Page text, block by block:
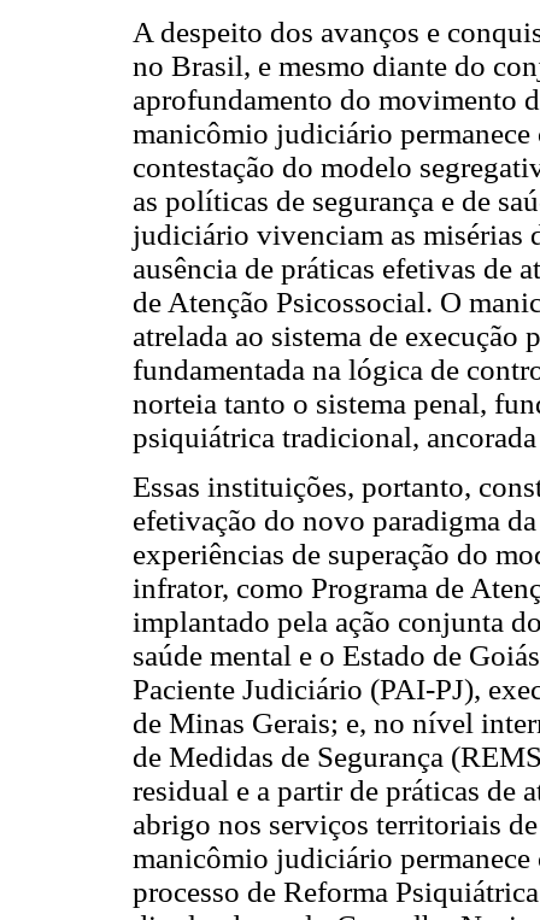
A despeito dos avanços e
no Brasil, e mesmo diante do
aprofundamento do movimento
manicômio judiciário permanece
contestação do modelo
as políticas de segurança e de
judiciário vivenciam as misérias
ausência de práticas efetivas de
de Atenção Psicossocial. O
atrelada ao sistema de execução
fundamentada na lógica de
norteia tanto o sistema penal,
psiquiátrica tradicional,
Essas instituições, portanto,
efetivação do novo paradigma
experiências de superação do
infrator, como Programa de
implantado pela ação conjunta
saúde mental e o Estado de
Paciente Judiciário (PAI-PJ),
de Minas Gerais; e, no nível
de Medidas de Segurança
residual e a partir de práticas de
abrigo nos serviços territoriais
manicômio judiciário
processo de Reforma